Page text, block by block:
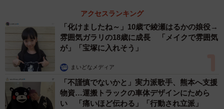
アクセスランキング
「化けましたね～」10歳で綾瀬はるかの娘役→
雰囲気ガラリの18歳に成長 「メイクで雰囲気
が」「宝塚に入れそう」
まいどなメディア
「不謹慎でないかと」実力派歌手、熊本へ支援
物資…運搬トラックの車体デザインにためら
い 「痛いほど伝わる」「行動され立派」